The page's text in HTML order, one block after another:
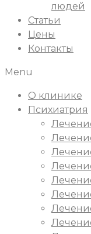
людей
Статьи
Цены
Контакты
Menu
О клинике
Психиатрия